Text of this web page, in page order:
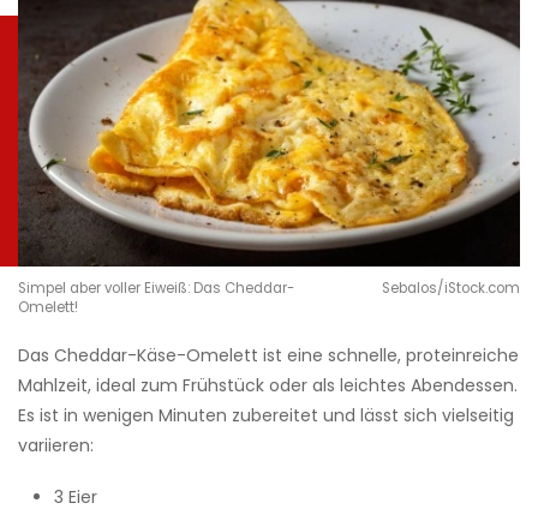
Simpel aber voller Eiweiß: Das Cheddar-
Omelett!
Sebalos/iStock.com
Das Cheddar-Käse-Omelett ist eine schnelle, proteinreiche
Mahlzeit, ideal zum Frühstück oder als leichtes Abendessen.
Es ist in wenigen Minuten zubereitet und lässt sich vielseitig
variieren:
3 Eier